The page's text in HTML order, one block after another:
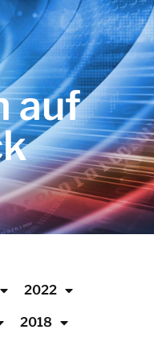
auf
2022
2018